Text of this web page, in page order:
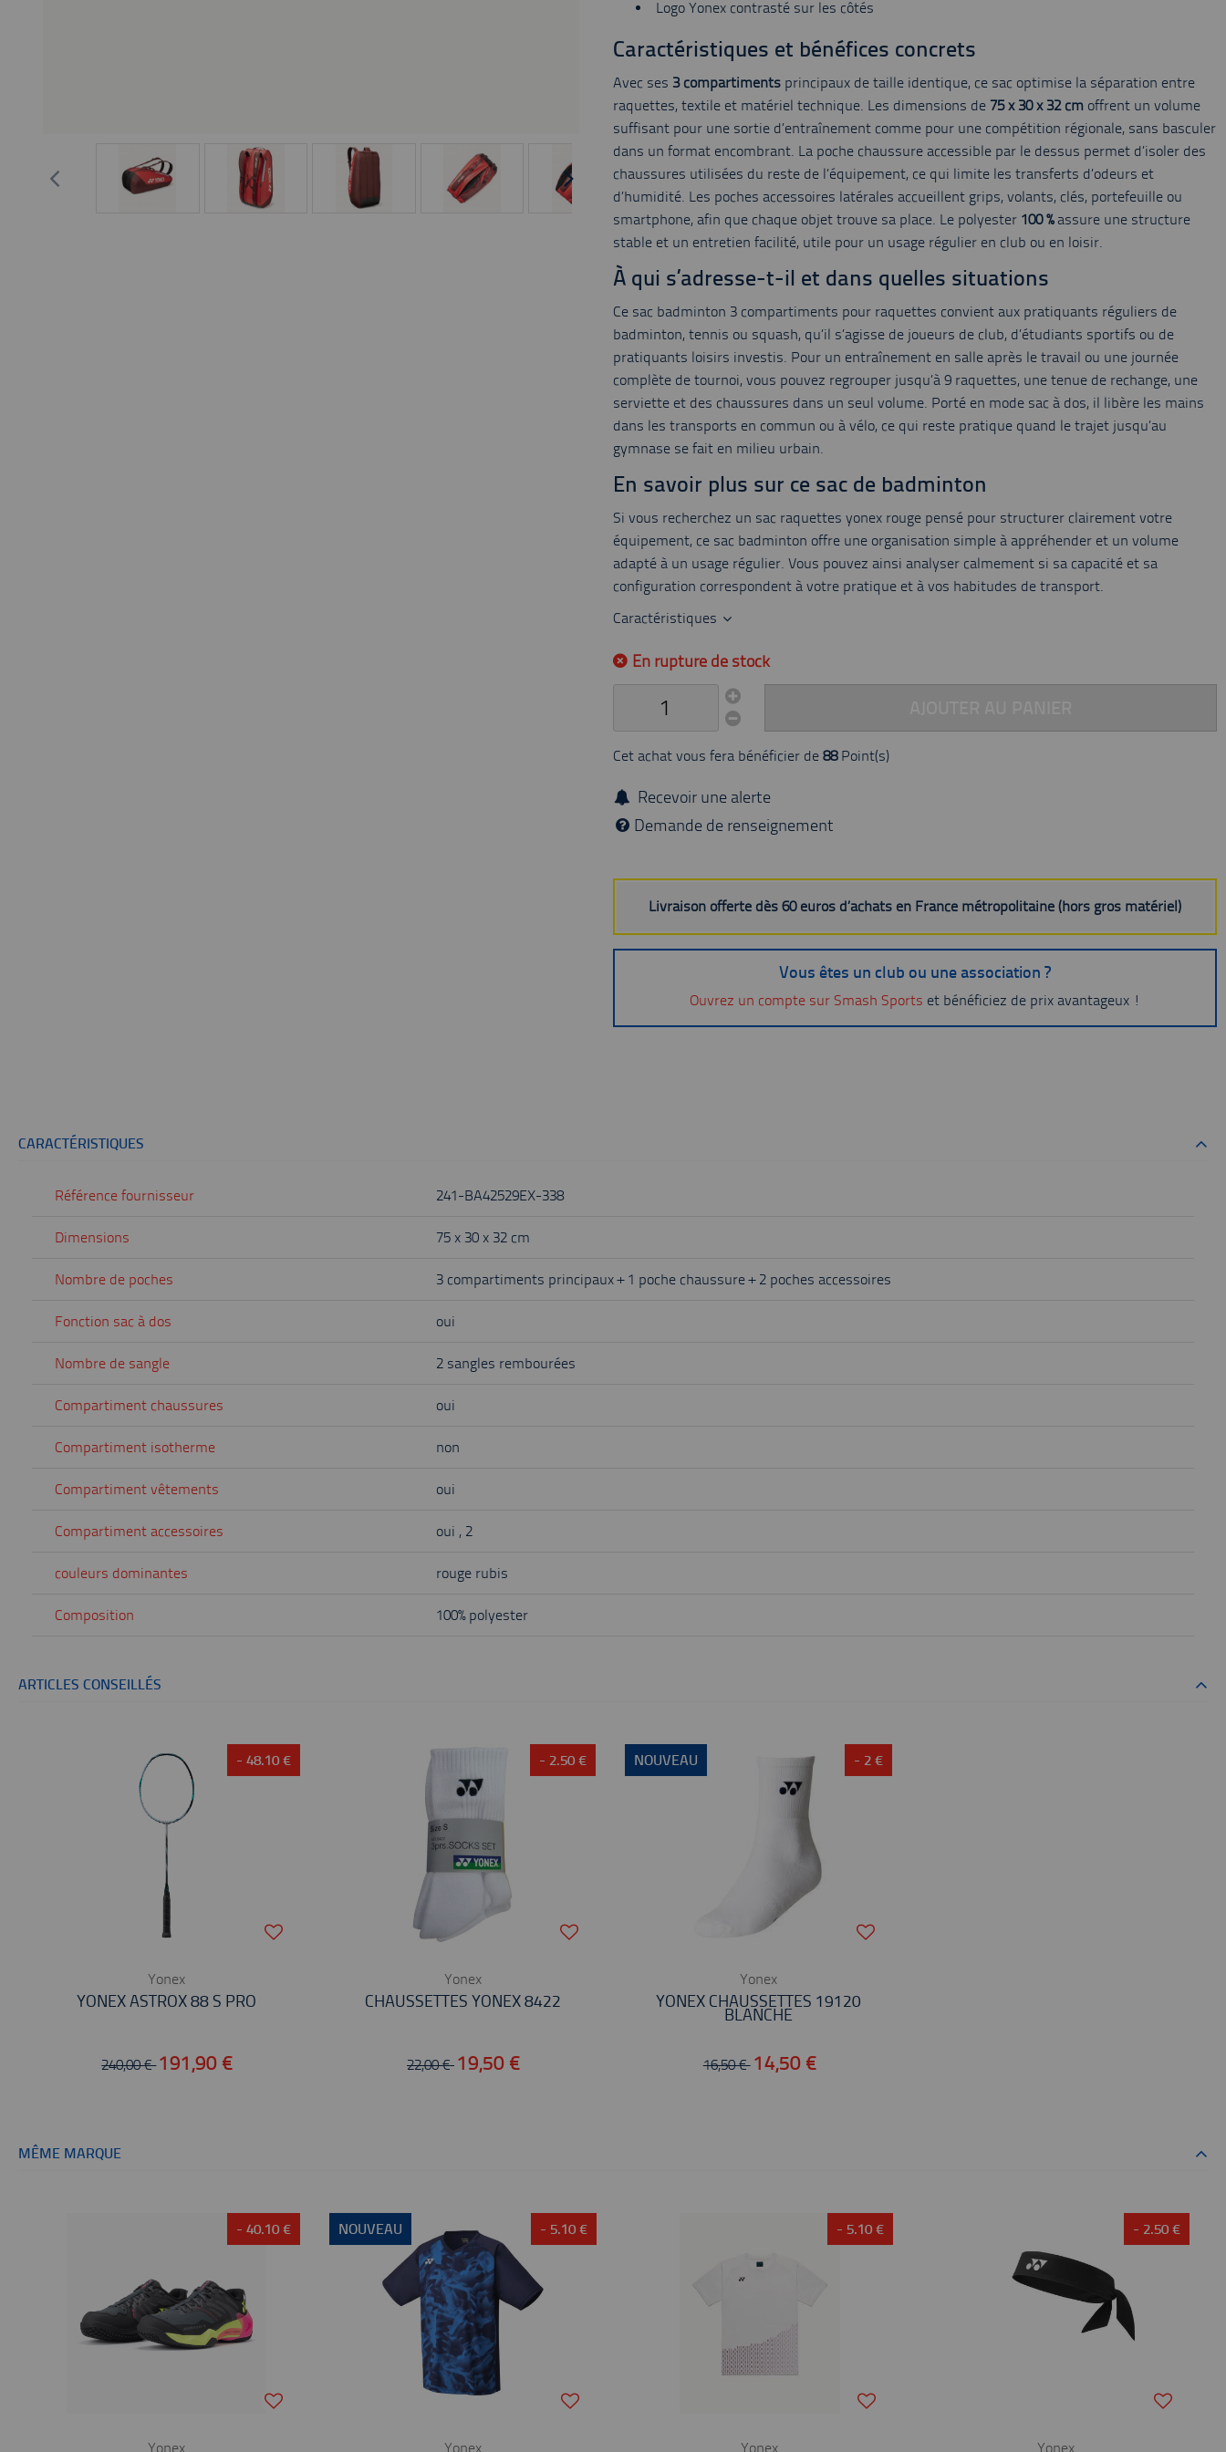
Logo Yonex contrasté sur les côtés
Caractéristiques et bénéfices concrets
Avec ses 3 compartiments principaux de taille identique, ce sac optimise la séparation entre
raquettes, textile et matériel technique. Les dimensions de 75 x 30 x 32 cm offrent un volume
suffisant pour une sortie d’entraînement comme pour une compétition régionale, sans basculer
dans un format encombrant. La poche chaussure accessible par le dessus permet d’isoler des
chaussures utilisées du reste de l’équipement, ce qui limite les transferts d’odeurs et
d’humidité. Les poches accessoires latérales accueillent grips, volants, clés, portefeuille ou
smartphone, afin que chaque objet trouve sa place. Le polyester 100 %assure une structure
stable et un entretien facilité, utile pour un usage régulier en club ou en loisir.
À qui s’adresse-t-il et dans quelles situations
Ce sac badminton 3 compartiments pour raquettes convient aux pratiquants réguliers de
badminton, tennis ou squash, qu’il s’agisse de joueurs de club, d’étudiants sportifs ou de
pratiquants loisirs investis. Pour un entraînement en salle après le travail ou une journée
complète de tournoi, vous pouvez regrouper jusqu’à 9 raquettes, une tenue de rechange, une
serviette et des chaussures dans un seul volume. Porté en mode sac à dos, il libère les mains
dans les transports en commun ou à vélo, ce qui reste pratique quand le trajet jusqu’au
gymnase se fait en milieu urbain.
En savoir plus sur ce sac de badminton
Si vous recherchez un sac raquettes yonex rouge pensé pour structurer clairement votre
équipement, ce sac badminton offre une organisation simple à appréhender et un volume
adapté à un usage régulier. Vous pouvez ainsi analyser calmement si sa capacité et sa
configuration correspondent à votre pratique et à vos habitudes de transport.
Caractéristiques
En rupture de stock
Cet achat vous fera bénéficier de 88Point(s)
Recevoir une alerte
Demande de renseignement
Livraison offerte dès 60 euros d’achats en France métropolitaine (hors gros matériel)
Vous êtes un club ou une association ?
Ouvrez un compte sur Smash Sports et bénéficiez de prix avantageux !
CARACTÉRISTIQUES
Référence fournisseur 241-BA42529EX-338
Dimensions 75 x 30 x 32 cm
Nombre de poches 3 compartiments principaux + 1 poche chaussure + 2 poches accessoires
Fonction sac à dos oui
Nombre de sangle 2 sangles rembourées
Compartiment chaussures oui
Compartiment isotherme non
Compartiment vêtements oui
Compartiment accessoires oui , 2
couleurs dominantes rouge rubis
Composition 100% polyester
ARTICLES CONSEILLÉS
- 48.10 €
Yonex
YONEX ASTROX 88 S PRO
240,00 €191,90 €
- 2.50 €
Yonex
CHAUSSETTES YONEX 8422
22,00 € 19,50 €
NOUVEAU - 2 €
Yonex
YONEX CHAUSSETTES 19120
BLANCHE
16,50 € 14,50 €
MÊME MARQUE
- 40.10 €
Yonex
NOUVEAU - 5.10 €
Yonex
- 5.10 €
Yonex
- 2.50 €
Yonex